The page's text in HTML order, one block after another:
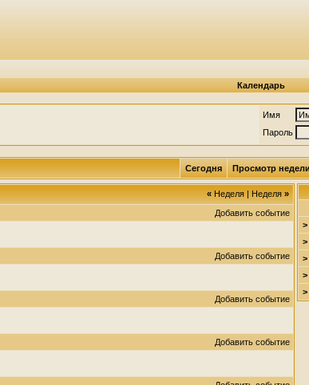
Календарь
Имя
Пароль
Сегодня Просмотр
«Неделя|Неделя»
Добавить событие
Добавить событие
Добавить событие
Добавить событие
>
>
>
>
>